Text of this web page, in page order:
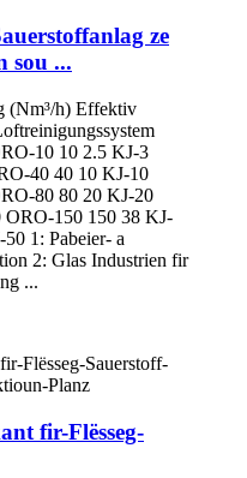
ze
sou ...
(Nm³/h) Effektiv
10 10 2.5 KJ-3
40 40 10 KJ-10
80 80 20 KJ-20
150 150 38 KJ-
1: Pabeier- a
2: Glas Industrien fir
...
fir-Flësseg-